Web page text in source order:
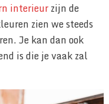
interieurzijn de
zien we steeds
Je kan dan ook
is die je vaak zal